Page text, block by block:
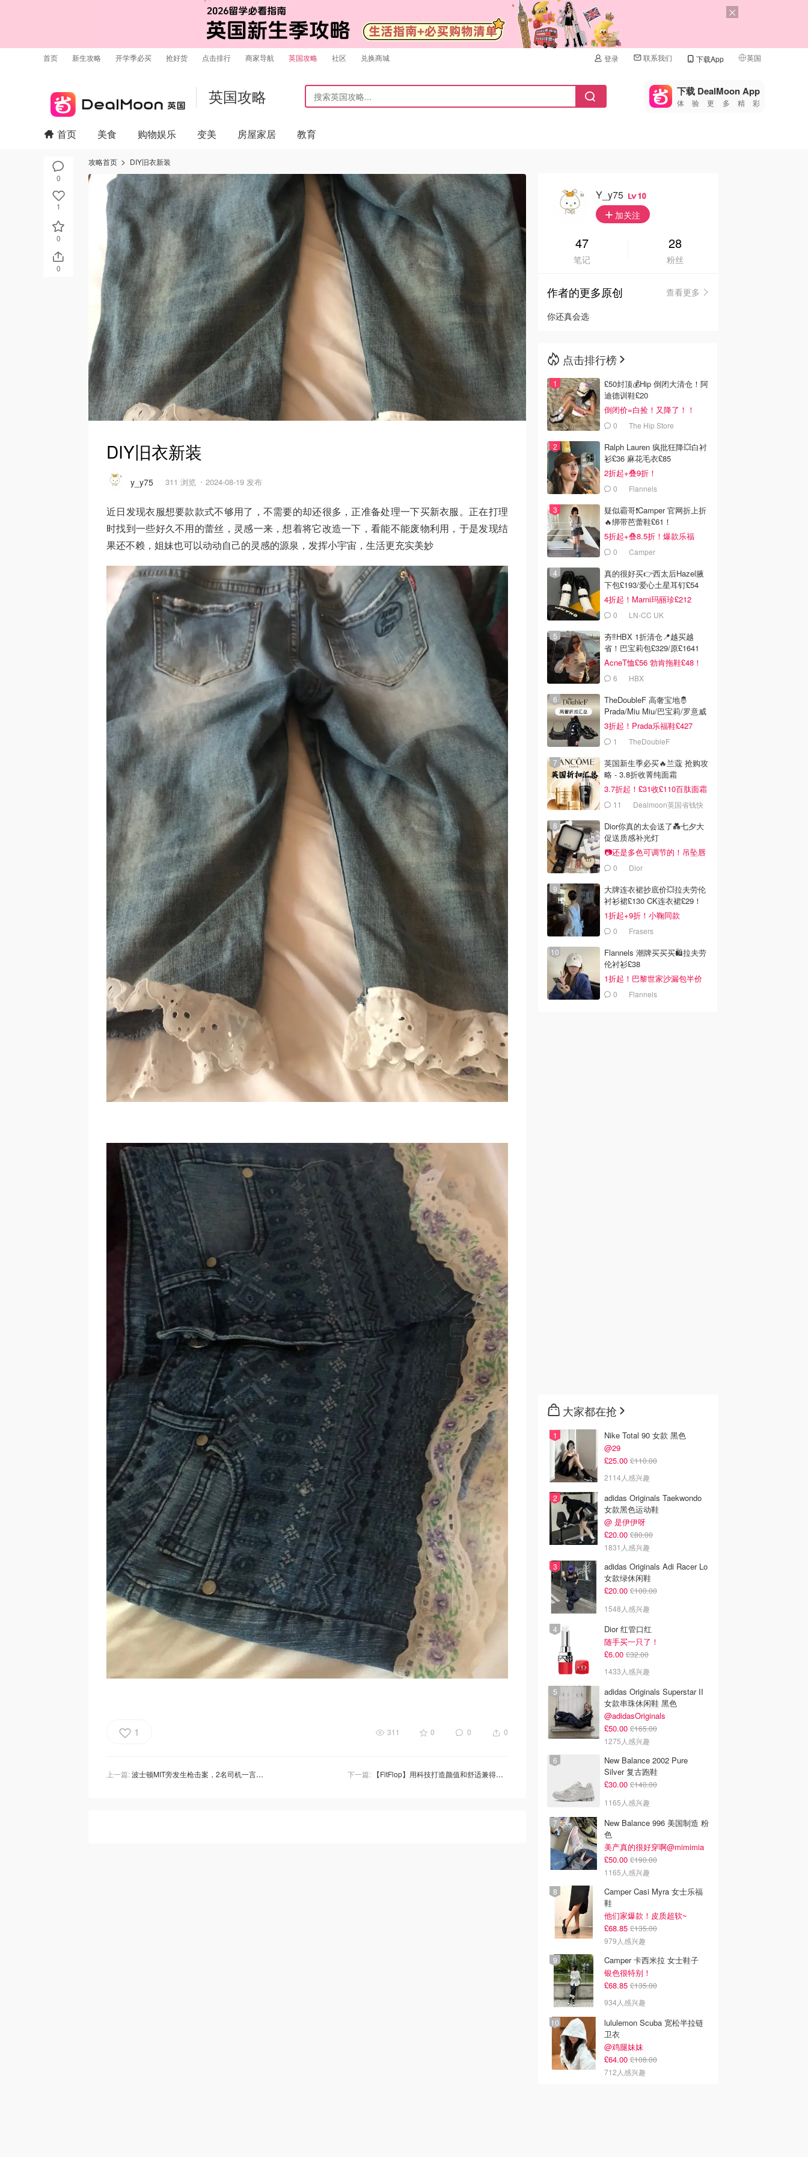
首页 新生攻略 开学季必买 抢好货 点击排行 商家导航 英国攻略 社区 兑换商城 登录 联系我们 下载App 英国
🇺🇸
🇨🇳 中国
🇦🇺
🇳🇿新西兰
英国攻略 下载 DealMoon App
体验更多精彩
0
1
0
0
首页 美食 购物娱乐 变美 房屋家居 教育
攻略首页 DIY旧衣新装
DIY旧衣新装
y_y75 311 浏览 2024-08-19 发布
近日发现衣服想要款款式不够用了，不需要的却还很多，正准备处理一下买新衣服。正在打理
时找到一些好久不用的蕾丝，灵感一来，想着将它改造一下，看能不能废物利用，于是发现结
果还不赖，姐妹也可以动动自己的灵感的源泉，发挥小宇宙，生活更充实美妙
1 311 0 0 0
上一篇:波士顿MIT旁发生枪击案，2名司机一言不合下车互殴+开枪 下一篇: 【FitFlop】用科技打造颜值和舒适兼得的现代美鞋
Y_y75 10
加关注
47
笔记
28
粉丝
作者的更多原创
查看更多
你还真会选
点击排行榜
£50封顶💰Hip 倒闭大清仓！阿
迪德训鞋£20
倒闭价=白捡！又降了！！
0 The Hip Store
Ralph Lauren 疯批狂降💥白衬
衫£36 麻花毛衣£85
2折起+叠9折！
0 Flannels
疑似霸哥❗️Camper 官网折上折
🔥绑带芭蕾鞋£61！
5折起+叠8.5折！爆款乐福
£68！
0 Camper
真的很好买👉西太后Hazel腋
下包£193/爱心土星耳钉£54
4折起！Marni玛丽珍£212
0 LN-CC UK
夯‼️HBX 1折清仓📍越买越
省！巴宝莉包£329/原£1641
AcneT恤£56 勃肯拖鞋£48！
6 HBX
TheDoubleF 高奢宝地🤴
Prada/Miu Miu/巴宝莉/罗意威
3折起！Prada乐福鞋£427
1 TheDoubleF
英国新生季必买🔥兰蔻 抢购攻
略 - 3.8折收菁纯面霜
3.7折起！£31收£110百肽面霜
套装
11
Dealmoon英国省钱快
Dior你真的太会送了💑七夕大
促送质感补光灯
📷还是多色可调节的！吊坠唇
蜜£33
0 Dior
大牌连衣裙抄底价💥拉夫劳伦
衬衫裙£130 CK连衣裙£29！
1折起+9折！小鞠同款
Ganni£88
0 Frasers
Flannels 潮牌买买买🛍️拉夫劳
伦衬衫£38
1折起！巴黎世家沙漏包半价
0 Flannels
大家都在抢
Nike Total 90 女款 黑色
@29
£25.00 £110.00
2114人感兴趣
adidas Originals Taekwondo
女款黑色运动鞋
@ 是伊伊呀
£20.00 £80.00
1831人感兴趣
adidas Originals Adi Racer Lo
女款绿休闲鞋
£20.00 £100.00
1548人感兴趣
Dior 红管口红
随手买一只了！
£6.00 £32.00
1433人感兴趣
adidas Originals Superstar II
女款串珠休闲鞋 黑色
@adidasOriginals
£50.00 £165.00
1275人感兴趣
New Balance 2002 Pure
Silver 复古跑鞋
£30.00 £140.00
1165人感兴趣
New Balance 996 美国制造 粉
色
美产真的很好穿啊@mimimia
£50.00 £190.00
1165人感兴趣
Camper Casi Myra 女士乐福
鞋
他们家爆款！皮质超软~
£68.85 £135.00
979人感兴趣
Camper 卡西米拉 女士鞋子
银色很特别！
£68.85 £135.00
934人感兴趣
lululemon Scuba 宽松半拉链
卫衣
@鸡腿妹妹
£64.00 £108.00
712人感兴趣